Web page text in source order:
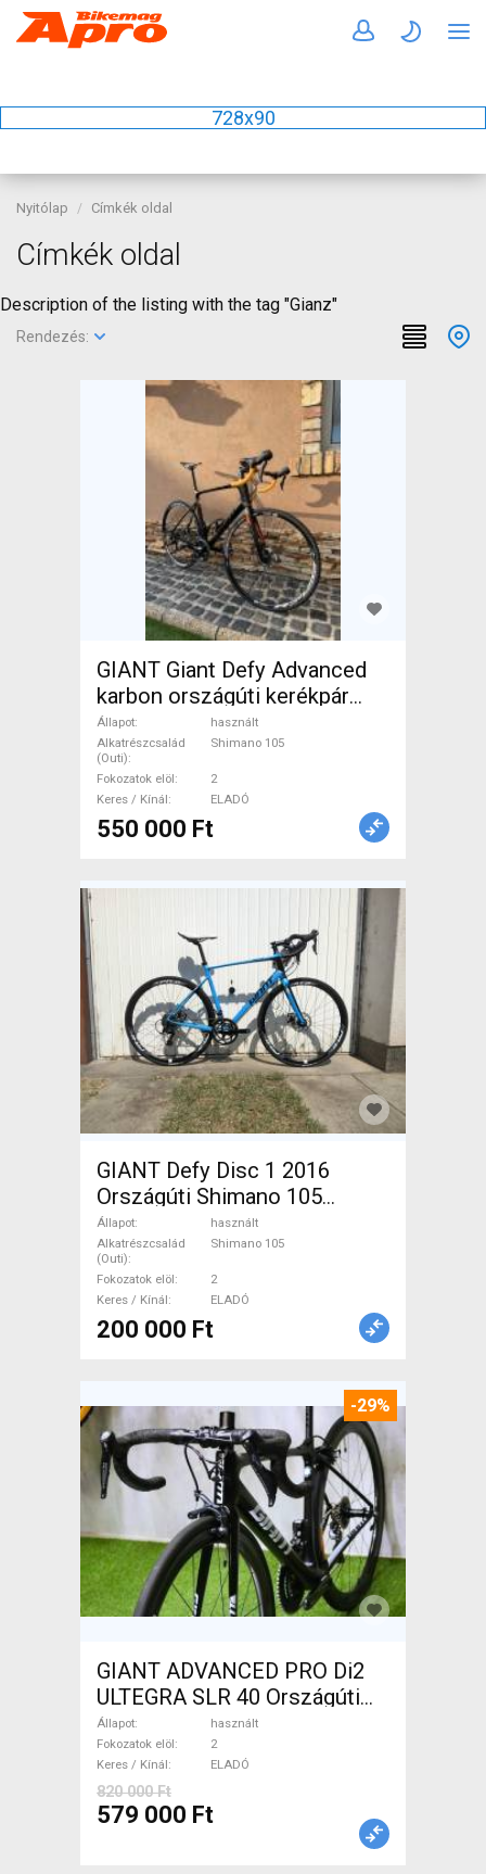
728x90
Nyitólap Címkék oldal
Címkék oldal
Description of the listing with the tag "Gianz"
Rendezés:
GIANT Giant Defy Advanced
karbon országúti kerékpár
Országúti Shimano 105
tárcsafék használt ELADÓ
Állapot
használt
Alkatrészcsalád
(Outi)
Shimano 105
Fokozatok elöl
2
Keres / Kínál
ELADÓ
550 000 Ft
GIANT Defy Disc 1 2016
Országúti Shimano 105
tárcsafék használt ELADÓ
Állapot
használt
Alkatrészcsalád
(Outi)
Shimano 105
Fokozatok elöl
2
Keres / Kínál
ELADÓ
200 000 Ft
-29%
GIANT ADVANCED PRO Di2
ULTEGRA SLR 40 Országúti
használt ELADÓ
Állapot
használt
Fokozatok elöl
2
Keres / Kínál
ELADÓ
820 000 Ft
579 000 Ft